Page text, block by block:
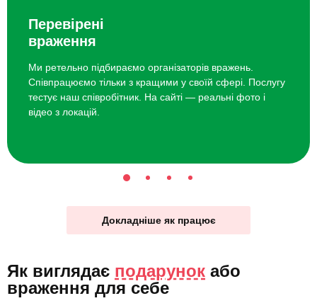
Перевірені
враження
Ми ретельно підбираємо організаторів вражень.
Співпрацюємо тільки з кращими у своїй сфері. Послугу
тестує наш співробітник. На сайті — реальні фото і
відео з локацій.
Докладніше як працює
Як виглядає подарунок або
враження для себе